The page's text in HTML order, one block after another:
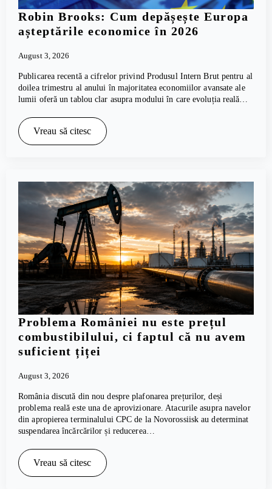
Robin Brooks: Cum depășește Europa
așteptările economice în 2026
August 3, 2026
Publicarea recentă a cifrelor privind Produsul Intern Brut pentru al
doilea trimestru al anului în majoritatea economiilor avansate ale
lumii oferă un tablou clar asupra modului în care evoluția reală…
Vreau să citesc
Problema României nu este prețul
combustibilului, ci faptul că nu avem
suficient țiței
August 3, 2026
România discută din nou despre plafonarea prețurilor, deși
problema reală este una de aprovizionare. Atacurile asupra navelor
din apropierea terminalului CPC de la Novorossiisk au determinat
suspendarea încărcărilor și reducerea…
Vreau să citesc